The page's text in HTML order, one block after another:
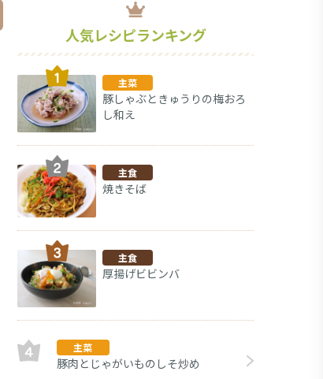
人気レシピランキング
主菜
豚しゃぶときゅうりの梅おろ
し和え
主食
焼きそば
主食
厚揚げビビンバ
主菜
豚肉とじゃがいものしそ炒め